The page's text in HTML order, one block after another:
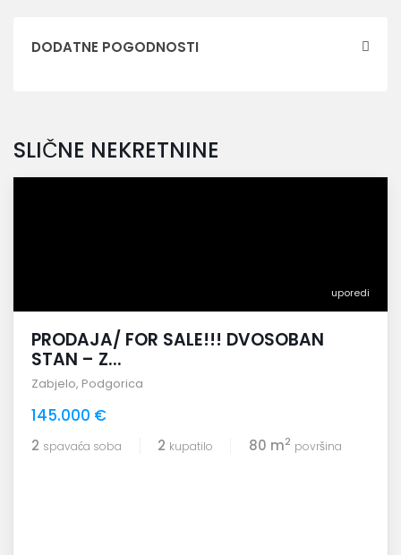
DODATNE POGODNOSTI
SLIČNE NEKRETNINE
uporedi
PRODAJA/ FOR SALE!!! DVOSOBAN
STAN – Z...
Zabjelo, Podgorica
145.000 €
2 spavaća soba 2 kupatilo 80 m2 površina